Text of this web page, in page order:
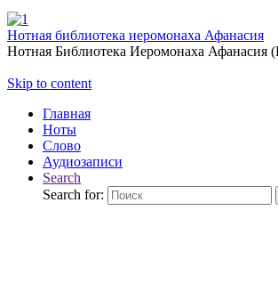
Нотная библиотека иеромонаха Афанасия
Нотная Библиотека Иеромонаха Афанасия
Skip to content
Главная
Ноты
Слово
Аудиозаписи
Search
Search for: